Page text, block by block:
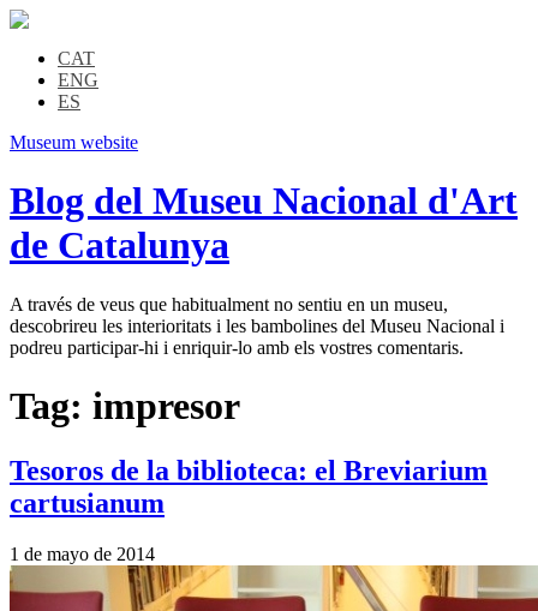
CAT
ENG
ES
Museum website
Blog del Museu Nacional d'Art
de Catalunya
A través de veus que habitualment no sentiu en un museu,
descobrireu les interioritats i les bambolines del Museu Nacional i
podreu participar-hi i enriquir-lo amb els vostres comentaris.
Tag: impresor
Tesoros de la biblioteca: el Breviarium
cartusianum
1 de mayo de 2014